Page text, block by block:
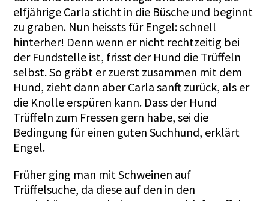
elfjährige Carla sticht in die Büsche und beginnt
zu graben. Nun heissts für Engel: schnell
hinterher! Denn wenn er nicht rechtzeitig bei
der Fundstelle ist, frisst der Hund die Trüffeln
selbst. So gräbt er zuerst zusammen mit dem
Hund, zieht dann aber Carla sanft zurück, als er
die Knolle erspüren kann. Dass der Hund
Trüffeln zum Fressen gern habe, sei die
Bedingung für einen guten Suchhund, erklärt
Engel.
Früher ging man mit Schweinen auf
Trüffelsuche, da diese auf den in den